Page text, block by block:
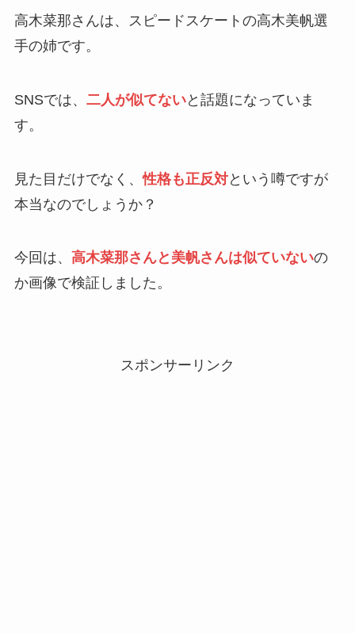
高木菜那さんは、スピードスケートの高木美帆選
手の姉です。
SNSでは、 二人が似てないと話題になっていま
す。
見た目だけでなく、性格も正反対という噂ですが
本当なのでしょうか？
今回は、 高木菜那さんと美帆さんは似ていないの
か画像で検証しました。
スポンサーリンク